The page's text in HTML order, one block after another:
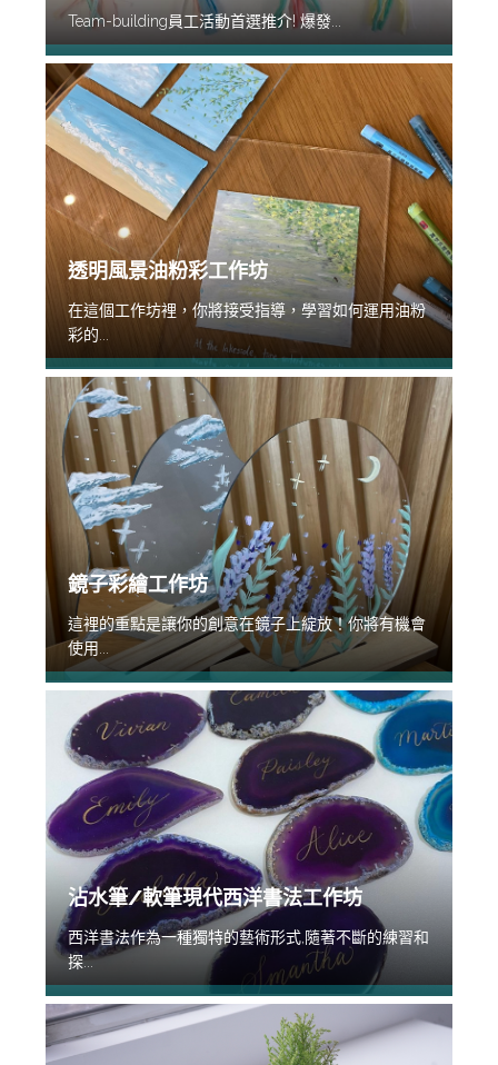
Team-building員工活動首選推介! 爆發...
透明風景油粉彩工作坊
在這個工作坊裡，你將接受指導，學習如何運用油粉
彩的...
鏡子彩繪工作坊
這裡的重點是讓你的創意在鏡子上綻放！你將有機會
使用...
沾水筆/軟筆現代西洋書法工作坊
西洋書法作為一種獨特的藝術形式,隨著不斷的練習和
探...